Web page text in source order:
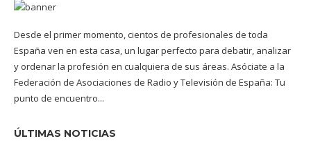
Desde el primer momento, cientos de profesionales de toda
España ven en esta casa, un lugar perfecto para debatir, analizar
y ordenar la profesión en cualquiera de sus áreas. Asóciate a la
Federación de Asociaciones de Radio y Televisión de España: Tu
punto de encuentro...
ÚLTIMAS NOTICIAS